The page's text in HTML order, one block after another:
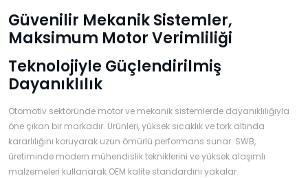
oluşturun
E-posta adresi
hatırla
Şifremi
unuttum
seçin
Tüm Kategoriler
O
OPEL
›
C
CHEVROLET
›
P
PEUGEOT
›
Güvenilir Mekanik Sistemler,
Maksimum Motor Verimliliği
Teknolojiyle Güçlendirilmiş
Dayanıklılık
Otomotiv sektöründe motor ve mekanik sistemlerde dayanıklılığıyla
öne çıkan bir markadır. Ürünleri, yüksek sıcaklık ve tork altında
kararlılığını koruyarak uzun ömürlü performans sunar. SWB,
üretiminde modern mühendislik tekniklerini ve yüksek alaşımlı
malzemeleri kullanarak OEM kalite standardını yakalar.